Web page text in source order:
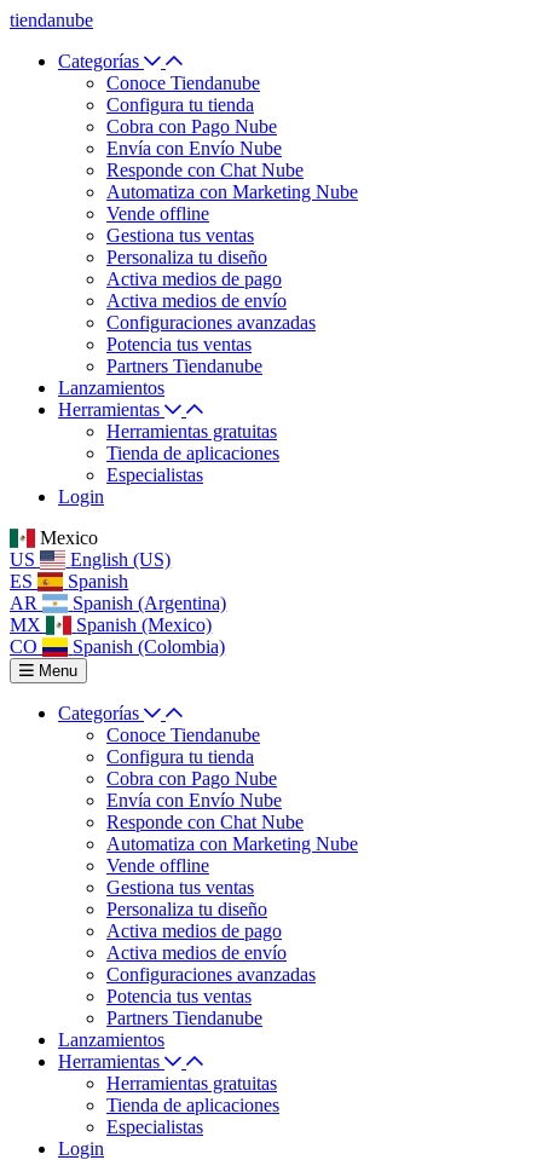
tiendanube
Categorías
Conoce Tiendanube
Configura tu tienda
Cobra con Pago Nube
Envía con Envío Nube
Responde con Chat Nube
Automatiza con Marketing Nube
Vende offline
Gestiona tus ventas
Personaliza tu diseño
Activa medios de pago
Activa medios de envío
Configuraciones avanzadas
Potencia tus ventas
Partners Tiendanube
Lanzamientos
Herramientas
Herramientas gratuitas
Tienda de aplicaciones
Especialistas
Login
Mexico
US
English (US)
ES
Spanish
AR
Spanish (Argentina)
MX
Spanish (Mexico)
CO
Spanish (Colombia)
Menu
Categorías
Conoce Tiendanube
Configura tu tienda
Cobra con Pago Nube
Envía con Envío Nube
Responde con Chat Nube
Automatiza con Marketing Nube
Vende offline
Gestiona tus ventas
Personaliza tu diseño
Activa medios de pago
Activa medios de envío
Configuraciones avanzadas
Potencia tus ventas
Partners Tiendanube
Lanzamientos
Herramientas
Herramientas gratuitas
Tienda de aplicaciones
Especialistas
Login